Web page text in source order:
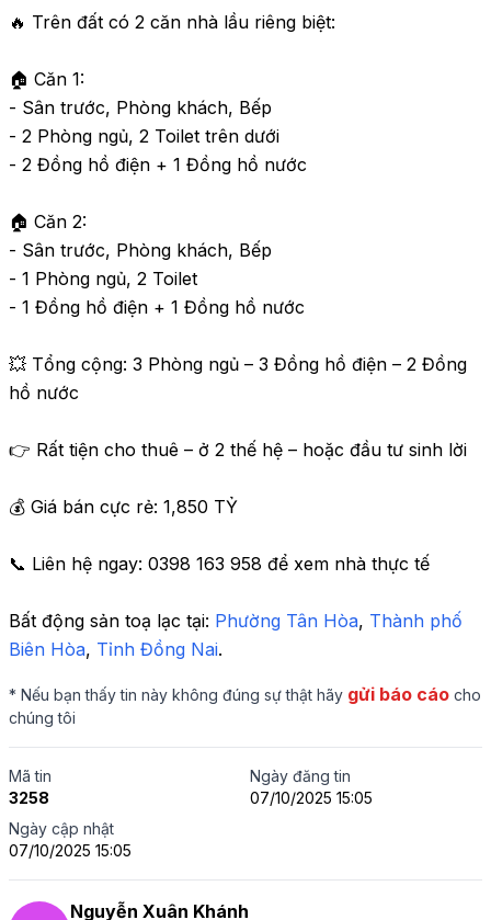
🔥 Trên đất có 2 căn nhà lầu riêng biệt:
🏠 Căn 1:
- Sân trước, Phòng khách, Bếp
- 2 Phòng ngủ, 2 Toilet trên dưới
- 2 Đồng hồ điện + 1 Đồng hồ nước
🏠 Căn 2:
- Sân trước, Phòng khách, Bếp
- 1 Phòng ngủ, 2 Toilet
- 1 Đồng hồ điện + 1 Đồng hồ nước
💥 Tổng cộng: 3 Phòng ngủ – 3 Đồng hồ điện – 2 Đồng
hồ nước
👉 Rất tiện cho thuê – ở 2 thế hệ – hoặc đầu tư sinh lời
💰 Giá bán cực rẻ: 1,850 TỶ
📞 Liên hệ ngay: 0398 163 958 để xem nhà thực tế
Bất động sản toạ lạc tại: Phường Tân Hòa, Thành phố
Biên Hòa, Tỉnh Đồng Nai.
* Nếu bạn thấy tin này không đúng sự thật hãy gửi báo cáo cho
chúng tôi
Mã tin
3258
Ngày đăng tin
07/10/2025 15:05
Ngày cập nhật
07/10/2025 15:05
Nguyễn Xuân Khánh